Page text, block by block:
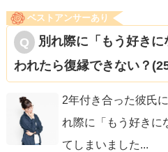
ベストアンサーあり
別れ際に「もう好き
われたら復縁できない？
2年付き合った彼氏
れ際に「もう好きに
てしまいました...